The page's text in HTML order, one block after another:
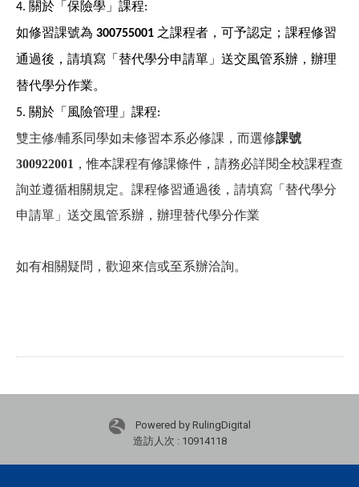
4. 關於「保險學」課程:
如修習課號為 300755001 之課程者，可予認定；課程修習
通過後，請填寫「替代學分申請單」送交風管系辦，辦理
替代學分作業。
5. 關於「風險管理」課程:
雙主修/輔系同學如未修習本系必修課，而選修課號
300922001 ，惟本課程有修課條件，請務必詳閱全校課程查
詢並遵循相關規定。課程修習通過後，請填寫「替代學分
申請單」送交風管系辦，辦理替代學分作業
如有相關疑問，歡迎來信或至系辦洽詢。
Powered by RulingDigital
造訪人次 : 10914118